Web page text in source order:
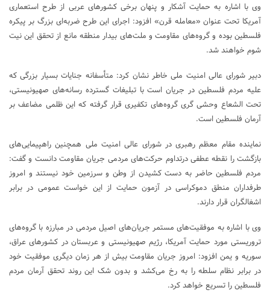
وی با اشاره به حمایت آشکار و پنهان برخی کشورهای عربی از طرح استعماری
آمریکا تحت عنوان «معامله قرن» افزود: اجرای این طرح ضربه‌ای بزرگ بر پیکره
فلسطین بوده و گروه‌های مقاومت و ملت‌های بیدار منطقه مانع از تحقق این نیت
شوم خواهند شد.
دبیر شورای عالی امنیت ملی خاطر نشان کرد: متأسفانه جنایات بسیار بزرگی که
علیه مردم فلسطین در جریان است با تبلیغات گسترده رسانه‌های صهیونیستی،
تحت الشعاع وحشی گری گروه‌های تکفیری قرار گرفته که این ظلمی مضاعف بر
آرمان فلسطین است.
نماینده مقام معظم رهبری در شورای عالی امنیت ملی همچنین راهپیمایی‌های
بازگشت را نقطه عطفی درتداوم حرکت‌های مردمی جریان مقاومت دانست و گفت:
مردم فلسطین حاضر به دست کشیدن از وطن و سرزمین خود نیستند و امروز
طرفداران منطق دموکراسی در آزمون حمایت از این خواست عمومی در برابر
اشغالگران قرار دارند.
وی با اشاره به موفقیت‌های مستمر جریان‌های اصیل مردمی در مبارزه با گروه‌های
تروریستی مورد حمایت آمریکا، رژیم صهیونیستی و عربستان در کشورهای عراق،
سوریه و یمن افزود: امروز جریان مقاومت بیش از هر زمان دیگری موفقیت خود
در برابر نظام سلطه را به رخ می‌کشد و بدون شک این روند تحقق آرمان مردم
فلسطین را تسریع خواهد کرد.